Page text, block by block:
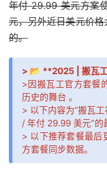
年付 29.99 美元方案
元，另外近日美元价
的。
> 📂 **2025 | 搬瓦
>因搬瓦工官方套餐
历史的舞台 。
> 以下内容为“搬瓦
/ 年付 29.99 美元”的
> 以下推荐套餐最
方套餐同步数据。